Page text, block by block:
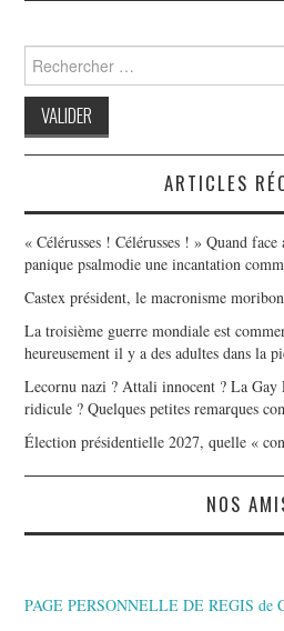
Search
for:
ARTICLES
« Célérusses ! Célérusses ! » Quand
panique psalmodie une incantation
Castex président, le macronisme
La troisième guerre mondiale est
heureusement il y a des adultes dans la
Lecornu nazi ? Attali innocent ? La Gay
ridicule ? Quelques petites remarques
Élection présidentielle 2027, quelle «
NOS
PAGE PERSONNELLE DE REGIS de